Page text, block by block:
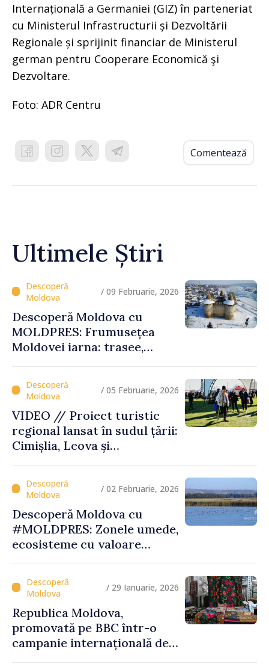
Internațională a Germaniei (GIZ) în parteneriat
cu Ministerul Infrastructurii și Dezvoltării
Regionale și sprijinit financiar de Ministerul
german pentru Cooperare Economică şi
Dezvoltare.
Foto: ADR Centru
Comentează
Ultimele Știri
/ 09 Februarie, 2026
Descoperă Moldova cu
MOLDPRES: Frumusețea
Moldovei iarna: trasee,
/ 05 Februarie, 2026
VIDEO // Proiect turistic
regional lansat în sudul țării:
Cimișlia, Leova și
/ 02 Februarie, 2026
Descoperă Moldova cu
#MOLDPRES: Zonele umede,
ecosisteme cu valoare
turistice unice
/ 29 Ianuarie, 2026
Republica Moldova,
promovată pe BBC într-o
campanie internațională de